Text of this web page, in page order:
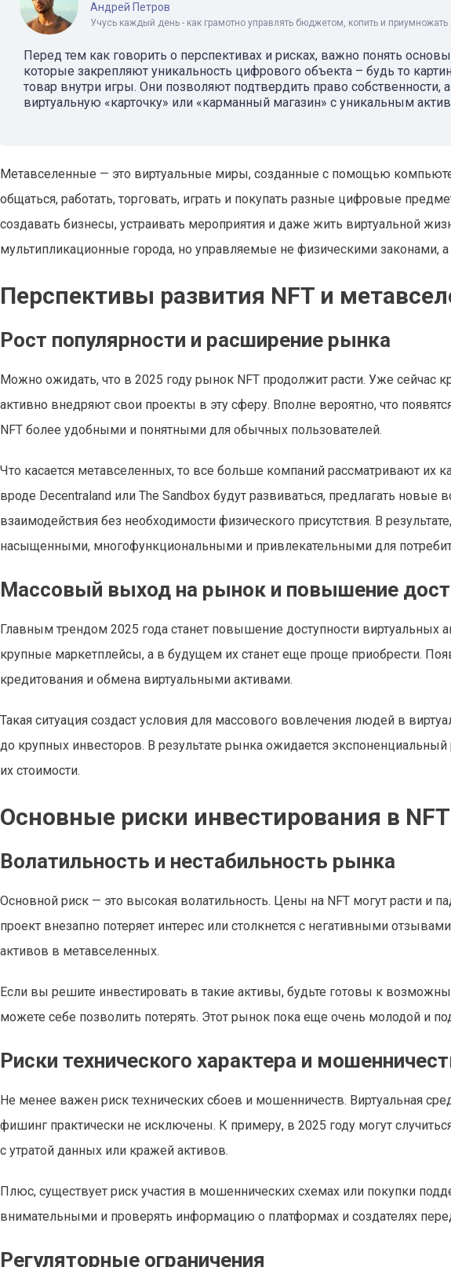
Андрей Петров
Учусь каждый день - как грамотно управлять бюджетом, копить и приумножать
Перед тем как говорить о перспективах и рисках, важно понять
которые закрепляют уникальность цифрового объекта – будь то
товар внутри игры. Они позволяют подтвердить право собственности,
виртуальную «карточку» или «карманный магазин» с уникальным
Метавселенные — это виртуальные миры, созданные с помощью
общаться, работать, торговать, играть и покупать разные цифровые
создавать бизнесы, устраивать мероприятия и даже жить виртуальной
мультипликационные города, но управляемые не физическими законами,
Перспективы развития NFT и
Рост популярности и расширение рынка
Можно ожидать, что в 2025 году рынок NFT продолжит расти. Уже сейчас
активно внедряют свои проекты в эту сферу. Вполне вероятно, что
NFT более удобными и понятными для обычных пользователей.
Что касается метавселенных, то все больше компаний рассматривают их
вроде Decentraland или The Sandbox будут развиваться, предлагать
взаимодействия без необходимости физического присутствия. В
насыщенными, многофункциональными и привлекательными для
Массовый выход на рынок и повышение
Главным трендом 2025 года станет повышение доступности виртуальных
крупные маркетплейсы, а в будущем их станет еще проще приобрести.
кредитования и обмена виртуальными активами.
Такая ситуация создаст условия для массового вовлечения людей в
до крупных инвесторов. В результате рынка ожидается
их стоимости.
Основные риски инвестирования в
Волатильность и нестабильность рынка
Основной риск — это высокая волатильность. Цены на NFT могут расти и
проект внезапно потеряет интерес или столкнется с негативными
активов в метавселенных.
Если вы решите инвестировать в такие активы, будьте готовы к
можете себе позволить потерять. Этот рынок пока еще очень молодой и
Риски технического характера и
Не менее важен риск технических сбоев и мошенничеств. Виртуальная
фишинг практически не исключены. К примеру, в 2025 году могут
с утратой данных или кражей активов.
Плюс, существует риск участия в мошеннических схемах или покупки
внимательными и проверять информацию о платформах и создателях
Регуляторные ограничения